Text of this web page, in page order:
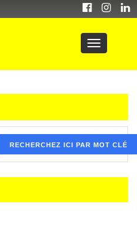
ou filtre (ci dessous) puis validez
RECHERCHEZ ICI PAR MOT CLÉ